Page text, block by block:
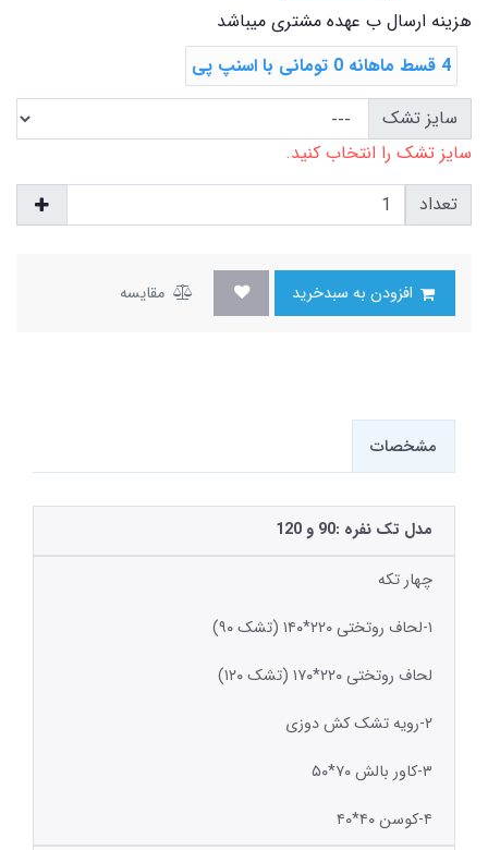
هزینه ارسال ب عهده مشتری میباشد
4 قسط ماهانه 0 تومانی با اسنپ ‌پی
سایز تشک
سایز تشک را انتخاب کنید.
تعداد
مقایسه
مشخصات
مدل تک نفره :90 و 120
چهار تکه
۱-لحاف روتختی ۲۲۰*۱۴۰ (تشک ۹۰)
لحاف روتختی ۲۲۰*۱۷۰ (تشک ۱۲۰)
۲-رویه تشک کش دوزی
۳-کاور بالش ۷۰*۵۰
۴-کوسن ۴۰*۴۰